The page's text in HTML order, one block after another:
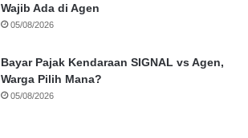
Wajib Ada di Agen
05/08/2026
Bayar Pajak Kendaraan SIGNAL vs Agen,
Warga Pilih Mana?
05/08/2026